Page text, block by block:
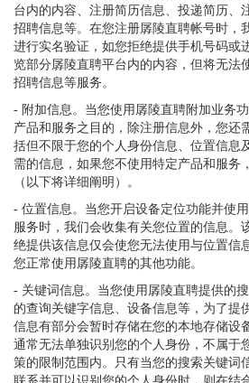
台内的内容、注册简历信息、投递简历、
招聘信息等。在您注册孱陵直聘帐号时，
进行实名验证，如您拒绝提供手机号码或
览部分孱陵直聘平台内的内容，但将无法
招聘信息等服务。
- 附加信息。当您使用孱陵直聘附加业务
产品和服务之目的，除注册信息外，您还
括但不限于您的个人身份信息、位置信息
需的信息，如果您不使用特定产品和服务
（以下将详细阐明）。
- 位置信息。当您开启设备定位功能并使
服务时，我们会收集有关您位置的信息。
绝提供该信息仅会使您无法使用与位置信
您正常使用孱陵直聘的其他功能。
- 关键词信息。当您使用孱陵直聘提供的
的查询关键字信息、设备信息等，为了提
信息有部分会暂时存储在您的本地存储设
通常无法单独识别您的个人身份，不属于
策的限制范围内。只有当您的搜索关键词
联系并可以识别您的个人身份时，则在结